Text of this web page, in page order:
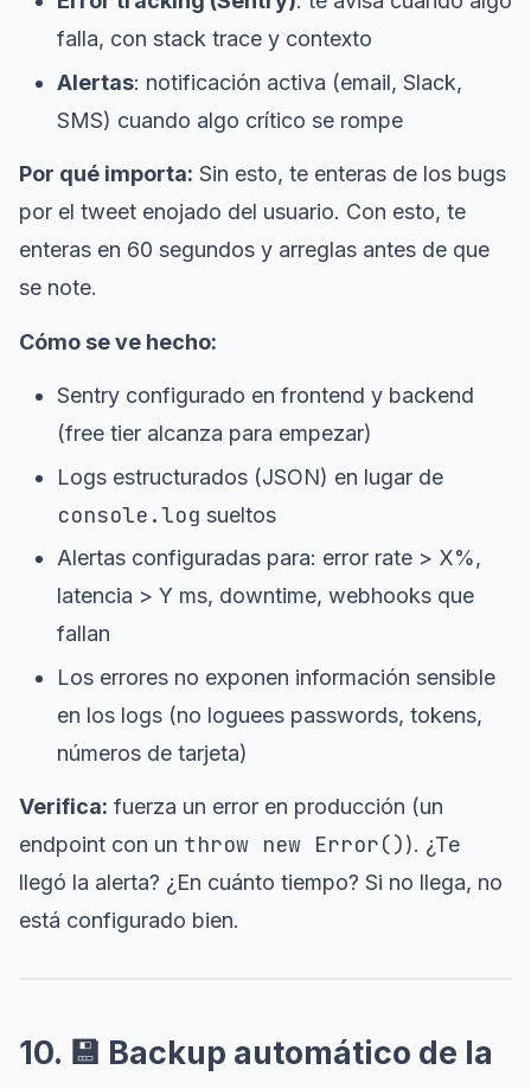
falla, con stack trace y contexto
Alertas: notificación activa (email, Slack,
SMS) cuando algo crítico se rompe
Por qué importa: Sin esto, te enteras de los bugs
por el tweet enojado del usuario. Con esto, te
enteras en 60 segundos y arreglas antes de que
se note.
Cómo se ve hecho:
Sentry configurado en frontend y backend
(free tier alcanza para empezar)
Logs estructurados (JSON) en lugar de
console.log sueltos
Alertas configuradas para: error rate > X%,
latencia > Y ms, downtime, webhooks que
fallan
Los errores no exponen información sensible
en los logs (no loguees passwords, tokens,
números de tarjeta)
Verifica: fuerza un error en producción (un
endpoint con un throw new Error()). ¿Te
llegó la alerta? ¿En cuánto tiempo? Si no llega, no
está configurado bien.
10. 💾 Backup automático de la